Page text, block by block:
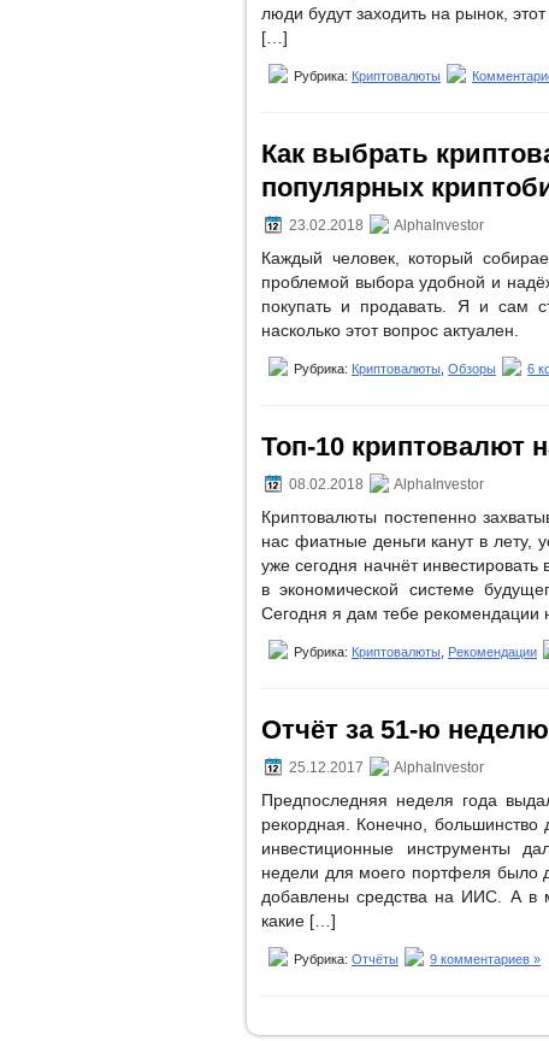
люди будут заходить на рынок,
[…]
Рубрика: Криптовалюты
Как выбрать
популярных
23.02.2018 AlphaInvestor
Каждый человек, который
проблемой выбора удобной и
покупать и продавать. Я и сам
насколько этот вопрос актуален.
Рубрика: Криптовалюты Обзоры 6
Топ-10 криптовалют
08.02.2018 AlphaInvestor
Криптовалюты постепенно
нас фиатные деньги канут в лету,
уже сегодня начнёт
в экономической системе
Сегодня я дам тебе рекомендации
Рубрика: Криптовалюты Рекомендации
Отчёт за 51-ю неделю
25.12.2017 AlphaInvestor
Предпоследняя неделя года
рекордная. Конечно,
инвестиционные инструменты
недели для моего портфеля было
добавлены средства на ИИС. А в
какие […]
Рубрика: Отчёты 9 комментариев »